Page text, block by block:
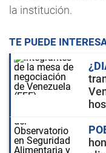
la institución.
TE PUEDE